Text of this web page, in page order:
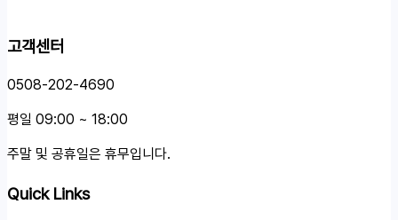
고객센터
0508-202-4690
평일 09:00 ~ 18:00
주말 및 공휴일은 휴무입니다.
Quick Links